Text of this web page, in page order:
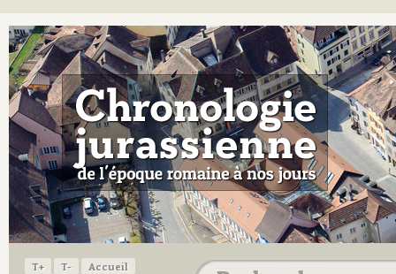
T+ T-
Accueil